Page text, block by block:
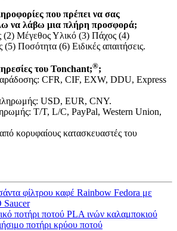
που πρέπει να σας
να λάβω μια πλήρη προσφορά;
(2) Μέγεθος Υλικό (3) Πάχος (4)
Ποσότητα (6) Ειδικές απαιτήσεις.
του Tonchant;®;
CFR, CIF, EXW, DDU, Express
USD, EUR, CNY.
T/T, L/C, PayPal, Western Union,
κορυφαίους κατασκευαστές του
φίλτρου καφέ Rainbow Fedora με
Saucer
ποτήρι ποτού PLA ινών καλαμποκιού
ποτήρι κρύου ποτού